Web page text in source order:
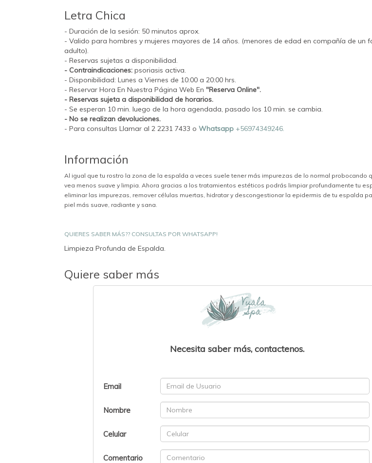
Letra Chica
- Duración de la sesión: 50 minutos aprox.
- Valido para hombres y mujeres mayores de 14 años. (menores de edad en compañía de un
adulto).
- Reservas sujetas a disponibilidad.
- Contraindicaciones: psoriasis activa.
- Disponibilidad: Lunes a Viernes de 10:00 a 20:00 hrs.
- Reservar Hora En Nuestra Página Web En "Reserva Online".
- Reservas sujeta a disponibilidad de horarios.
- Se esperan 10 min. luego de la hora agendada, pasado los 10 min. se cambia.
- No se realizan devoluciones.
- Para consultas Llamar al 2 2231 7433 o Whatsapp +56974349246.
Información
Al igual que tu rostro la zona de la espalda a veces suele tener más impurezas de lo normal probocando
vea menos suave y limpia. Ahora gracias a los tratamientos estéticos podrás limpiar profundamente tu
eliminar las impurezas, remover células muertas, hidratar y descongestionar la epidermis de tu espalda
piel más suave, radiante y sana.
QUIERES SABER MÁS?? CONSULTAS POR WHATSAPP!
Limpieza Profunda de Espalda.
Quiere saber más
Necesita saber más, contactenos.
Email
Nombre
Celular
Comentario